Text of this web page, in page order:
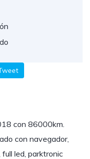
con 86000km.
con navegador,
led, parktronic